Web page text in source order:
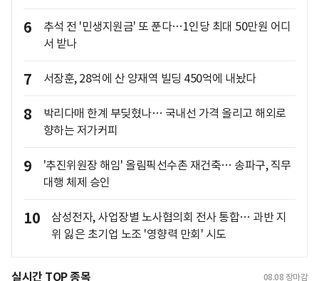
6
추석 전 '민생지원금' 또 푼다…1인당 최대 50만원 어디
서 받나
7 서장훈, 28억에 산 양재역 빌딩 450억에 내놨다
8
박리다매 한계 부딪혔나… 국내선 가격 올리고 해외로
향하는 저가커피
9
'추진위원장 해임' 올림픽선수촌 재건축… 송파구, 직무
대행 체제 승인
10
삼성전자, 사업장별 노사협의회 전사 통합… 과반 지
위 잃은 초기업 노조 '영향력 만회' 시도
실시간 TOP 종목 08.08 장마감